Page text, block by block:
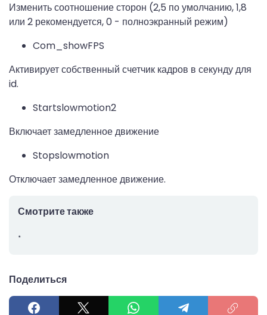
Изменить соотношение сторон (2,5 по умолчанию, 1,8
или 2 рекомендуется, 0 - полноэкранный режим)
Com_showFPS
Активирует собственный счетчик кадров в секунду для
id.
Startslowmotion2
Включает замедленное движение
Stopslowmotion
Отключает замедленное движение.
Смотрите также
Поделиться